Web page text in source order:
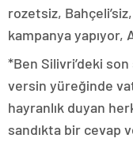
rozetsiz,
kampanya yapıyor,
*Ben Silivri’deki
versin yüreğinde
hayranlık duyan
sandıkta bir cevap